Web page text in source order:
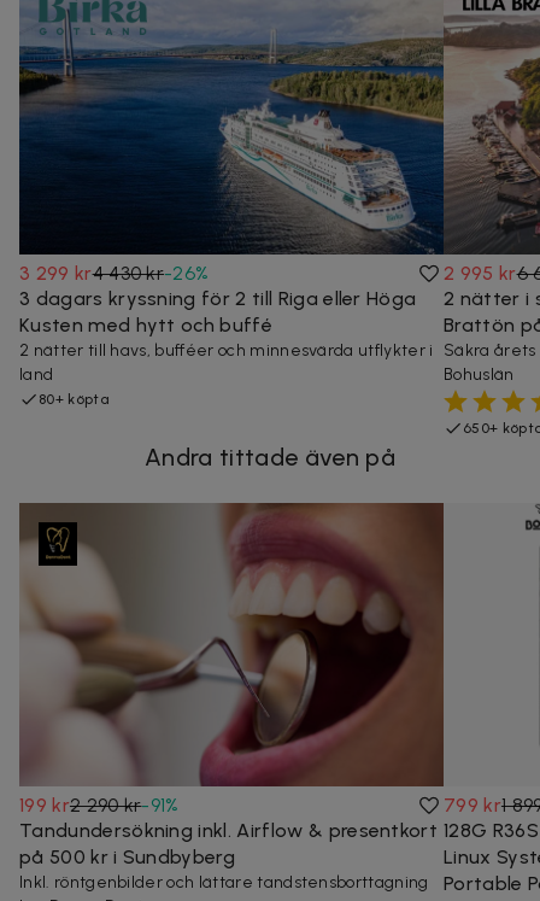
3 299 kr4 430 kr-26%
3 dagars kryssning för 2 till Riga eller Höga
Kusten med hytt och buffé
2 nätter till havs, bufféer och minnesvärda utflykter i
land
80+ köpta
2 995 kr6
2 nätter i
Brattön
Säkra
Bohuslän
650+
Andra tittade även på
199 kr2 290 kr-91%
Tandundersökning inkl. Airflow & presentkort
på 500 kr i Sundbyberg
Inkl. röntgenbilder och lättare tandstensborttagning
799 kr1
128G
Linux
Portable